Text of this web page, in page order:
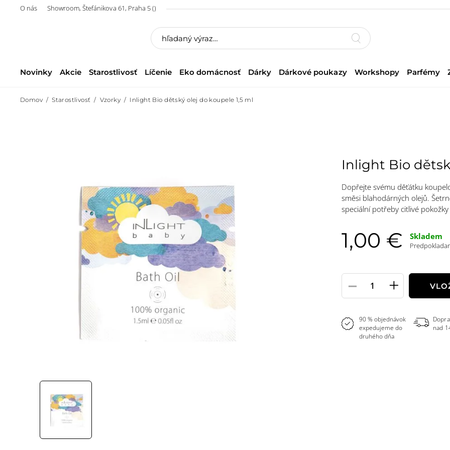
O nás Showroom, Štefánikova 61, Praha 5 ()
Novinky Akcie Starostlivosť Líčenie Eko domácnosť Dárky Dárkové poukazy Workshopy Parfémy
Domov Starostlivosť Vzorky Inlight Bio dětský olej do koupele 1,5 ml
Inlight Bio
Dopřejte svému děťátku
směsi blahodárných olejů.
speciální potřeby citlivé
1,00 € Skladem
-
Pole
množstvo
+
90 % objednávok
expedujeme do
druhého dňa
nad